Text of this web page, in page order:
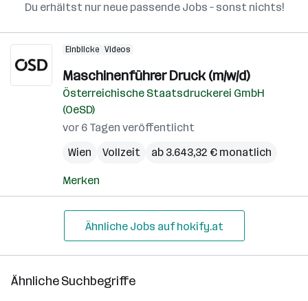
Du erhältst nur neue passende Jobs – sonst nichts!
Einblicke Videos
Maschinenführer Druck (m/w/d)
Österreichische Staatsdruckerei GmbH
(OeSD)
vor 6 Tagen veröffentlicht
Wien
Vollzeit ab 3.643,32 € monatlich
Merken
Ähnliche Jobs auf hokify.at
Ähnliche Suchbegriffe